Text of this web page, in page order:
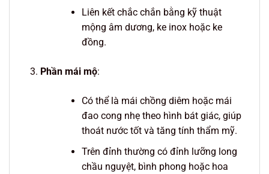
Liên kết chắc chắn bằng kỹ thuật
mộng âm dương, ke inox hoặc ke
đồng.
Phần mái mộ:
Có thể là mái chồng diêm hoặc mái
đao cong nhẹ theo hình bát giác, giúp
thoát nước tốt và tăng tính thẩm mỹ.
Trên đỉnh thường có đỉnh lưỡng long
chầu nguyệt, bình phong hoặc hoa